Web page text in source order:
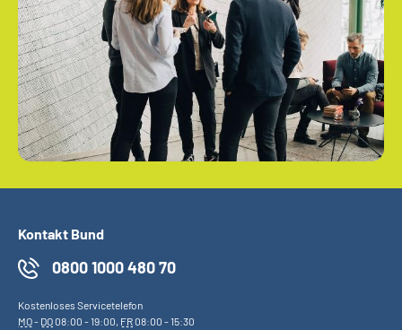
Kontakt Bund
0800 1000 480 70
Kostenloses Servicetelefon
MO- DO08:00 - 19:00, FR08:00 - 15:30